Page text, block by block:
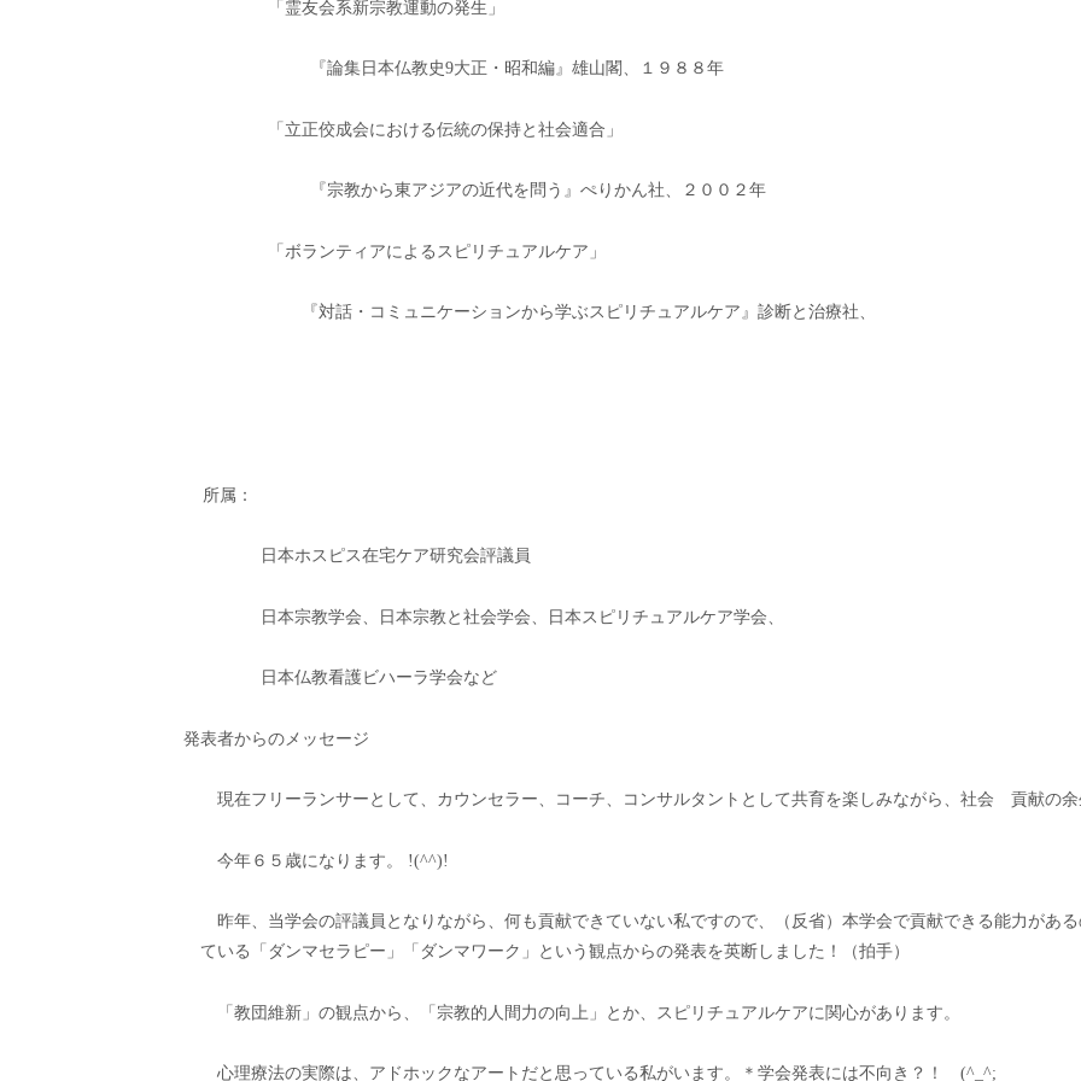
「霊友会系新宗教運動の発生」
『論集日本仏教史9大正・昭和編』雄山閣、１９８８年
「立正佼成会における伝統の保持と社会適合」
『宗教から東アジアの近代を問う』ぺりかん社、２００２年
「ボランティアによるスピリチュアルケア」
『対話・コミュニケーションから学ぶスピリチュアルケア』診断と治療社、
所属：
日本ホスピス在宅ケア研究会評議員
日本宗教学会、日本宗教と社会学会、日本スピリチュアルケア学会、
日本仏教看護ビハーラ学会など
発表者からのメッセージ
現在フリーランサーとして、カウンセラー、コーチ、コンサルタントとして共育を楽しみながら、社会 貢献の余
今年６５歳になります。 !(^^)!
昨年、当学会の評議員となりながら、何も貢献できていない私ですので、（反省）本学会で貢献できる能力があ
ている「ダンマセラピー」「ダンマワーク」という観点からの発表を英断しました！（拍手）
「教団維新」の観点から、「宗教的人間力の向上」とか、スピリチュアルケアに関心があります。
心理療法の実際は、アドホックなアートだと思っている私がいます。＊学会発表には不向き？！ (^_^;ゞ